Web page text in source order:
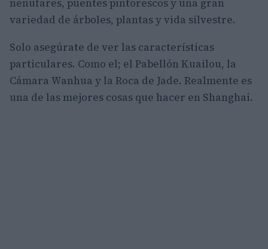
nenúfares, puentes pintorescos y una gran
variedad de árboles, plantas y vida silvestre.
Solo asegúrate de ver las características
particulares. Como el; el Pabellón Kuailou, la
Cámara Wanhua y la Roca de Jade. Realmente es
una de las mejores cosas que hacer en Shanghai.